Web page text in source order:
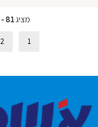
מציג81 - 120
1
2